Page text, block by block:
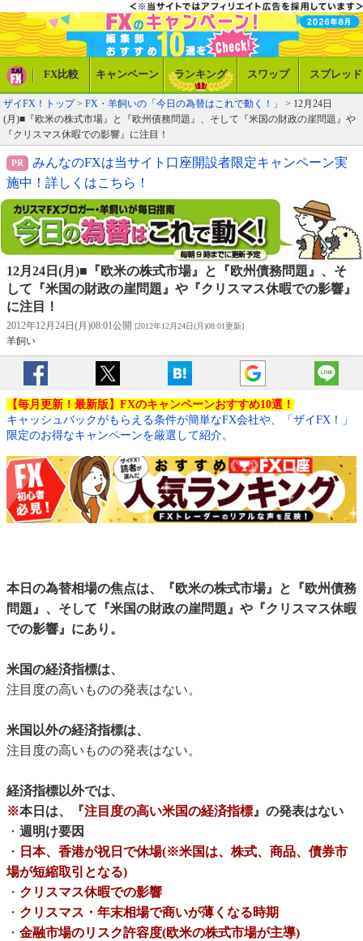
FX比較 キャンペーン ランキング スワップ スプレッド
ザイFX！トップ> FX・羊飼いの「今日の為替はこれで動く！」
> 12月24日
(月)■『欧米の株式市場』と『欧州債務問題』、そして『米国の財政の崖問題』や
『クリスマス休暇での影響』に注目！
みんなのFXは当サイト口座開設者限定キャンペーン実
施中！詳しくはこちら！
12月24日(月)■『欧米の株式市場』と『欧州債務問題』、そ
して『米国の財政の崖問題』や『クリスマス休暇での影響』
に注目！
2012年12月24日(月)08:01公開 [2012年12月24日(月)08:01更新]
羊飼い
【毎月更新！最新版】FXのキャンペーンおすすめ10選！
キャッシュバックがもらえる条件が簡単なFX会社や、「ザイFX！」
限定のお得なキャンペーンを厳選して紹介。
本日の為替相場の焦点は、『欧米の株式市場』と『欧州債務
問題』、そして『米国の財政の崖問題』や『クリスマス休暇
での影響』にあり。
米国の経済指標は、
注目度の高いものの発表はない。
米国以外の経済指標は、
注目度の高いものの発表はない。
経済指標以外では、
※本日は、『注目度の高い米国の経済指標』の発表はない
・ 週明け要因
・ 日本、香港が祝日で休場(※米国は、株式、商品、債券市
場が短縮取引となる)
・ クリスマス休暇での影響
・ クリスマス・年末相場で商いが薄くなる時期
・ 金融市場のリスク許容度(欧米の株式市場が主導)